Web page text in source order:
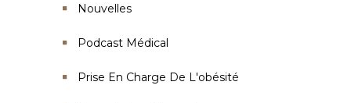
Nouvelles
Podcast Médical
Prise En Charge De L'obésité